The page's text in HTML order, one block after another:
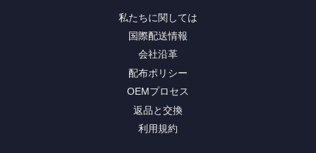
私たちに関しては
国際配送情報
会社沿革
配布ポリシー
OEMプロセス
返品と交換
利用規約